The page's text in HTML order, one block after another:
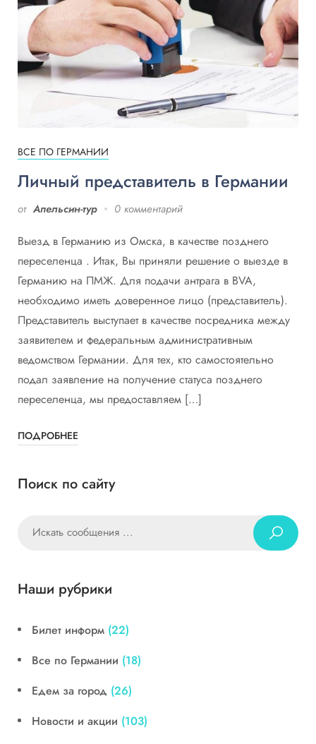
ВСЕ ПО ГЕРМАНИИ
Личный представитель в Германии
от Апельсин-тур 0 комментарий
Выезд в Германию из Омска, в качестве позднего
переселенца . Итак, Вы приняли решение о выезде в
Германию на ПМЖ. Для подачи антрага в BVA,
необходимо иметь доверенное лицо (представитель).
Представитель выступает в качестве посредника между
заявителем и федеральным административным
ведомством Германии. Для тех, кто самостоятельно
подал заявление на получение статуса позднего
переселенца, мы предоставляем […]
ПОДРОБНЕЕ
Поиск по сайту
Наши рубрики
Билет информ (22)
Все по Германии (18)
Едем за город (26)
Новости и акции (103)